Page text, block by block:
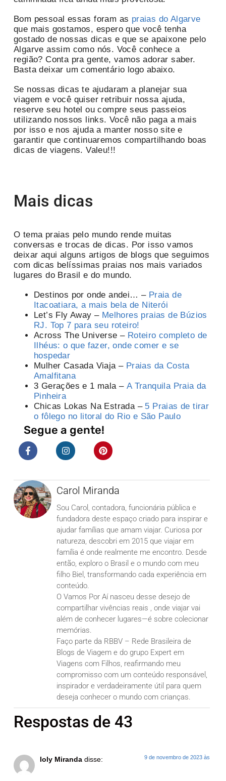
Bom pessoal essas foram as praias do Algarve
que mais gostamos, espero que você tenha
gostado de nossas dicas e que se apaixone pelo
Algarve assim como nós. Você conhece a
região? Conta pra gente, vamos adorar saber.
Basta deixar um comentário logo abaixo.
Se nossas dicas te ajudaram a planejar sua
viagem e você quiser retribuir nossa ajuda,
reserve seu hotel ou compre seus passeios
utilizando nossos links. Você não paga a mais
por isso e nos ajuda a manter nosso site e
garantir que continuaremos compartilhando boas
dicas de viagens. Valeu!!!
Mais dicas
O tema praias pelo mundo rende muitas
conversas e trocas de dicas. Por isso vamos
deixar aqui alguns artigos de blogs que seguimos
com dicas belíssimas praias nos mais variados
lugares do Brasil e do mundo.
Destinos por onde andei… – Praia de
Itacoatiara, a mais bela de Niterói
Let’s Fly Away – Melhores praias de Búzios
RJ. Top 7 para seu roteiro!
Across The Universe – Roteiro completo de
Ilhéus: o que fazer, onde comer e se
hospedar
Mulher Casada Viaja – Praias da Costa
Amalfitana
3 Gerações e 1 mala – A Tranquila Praia da
Pinheira
Chicas Lokas Na Estrada – 5 Praias de tirar
o fôlego no litoral do Rio e São Paulo
Segue a gente!
Carol Miranda
Sou Carol, contadora, funcionária pública e
fundadora deste espaço criado para inspirar e
ajudar famílias que amam viajar. Curiosa por
natureza, descobri em 2015 que viajar em
família é onde realmente me encontro. Desde
então, exploro o Brasil e o mundo com meu
filho Biel, transformando cada experiência em
conteúdo.
O Vamos Por Aí nasceu desse desejo de
compartilhar vivências reais , onde viajar vai
além de conhecer lugares—é sobre colecionar
memórias.
Faço parte da RBBV – Rede Brasileira de
Blogs de Viagem e do grupo Expert em
Viagens com Filhos, reafirmando meu
compromisso com um conteúdo responsável,
inspirador e verdadeiramente útil para quem
deseja conhecer o mundo com crianças.
Respostas de 43
Ioly Miranda disse: 9 de novembro de 2023 às